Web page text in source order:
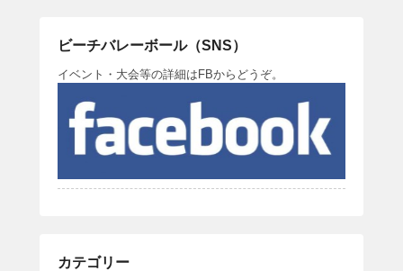
o
o
k
ビーチバレーボール（SNS）
イベント・大会等の詳細はFBからどうぞ。
カテゴリー